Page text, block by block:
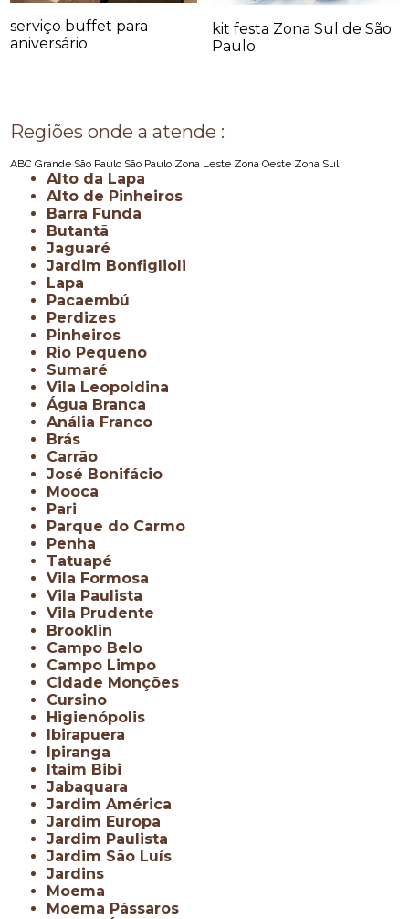
serviço buffet para
aniversário
kit festa Zona Sul de São
Paulo
Regiões onde a atende :
ABCGrande São Paulo São Paulo Zona Leste Zona Oeste Zona Sul
Alto da Lapa
Alto de Pinheiros
Barra Funda
Butantã
Jaguaré
Jardim Bonfiglioli
Lapa
Pacaembú
Perdizes
Pinheiros
Rio Pequeno
Sumaré
Vila Leopoldina
Água Branca
Anália Franco
Brás
Carrão
José Bonifácio
Mooca
Pari
Parque do Carmo
Penha
Tatuapé
Vila Formosa
Vila Paulista
Vila Prudente
Brooklin
Campo Belo
Campo Limpo
Cidade Monções
Cursino
Higienópolis
Ibirapuera
Ipiranga
Itaim Bibi
Jabaquara
Jardim América
Jardim Europa
Jardim Paulista
Jardim São Luís
Jardins
Moema
Moema Pássaros